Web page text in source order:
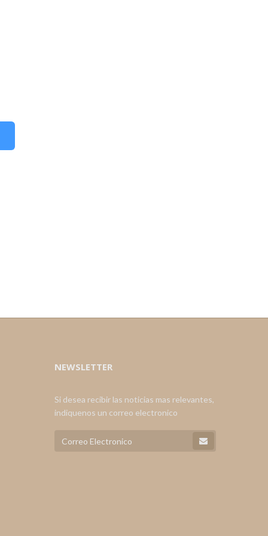
NEWSLETTER
Si desea recibir las noticias mas relevantes,
indiquenos un correo electronico